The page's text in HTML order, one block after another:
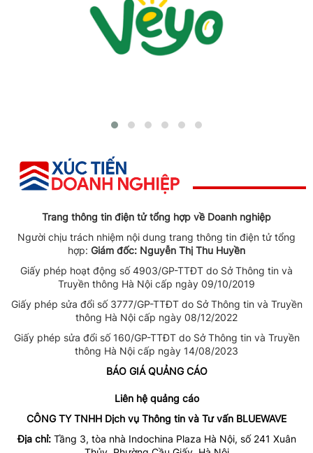
Trang thông tin điện tử tổng hợp về Doanh nghiệp
Người chịu trách nhiệm nội dung trang thông tin điện tử tổng
hợp: Giám đốc: Nguyễn Thị Thu Huyền
Giấy phép hoạt động số 4903/GP-TTĐT do Sở Thông tin và
Truyền thông Hà Nội cấp ngày 09/10/2019
Giấy phép sửa đổi số 3777/GP-TTĐT do Sở Thông tin và Truyền
thông Hà Nội cấp ngày 08/12/2022
Giấy phép sửa đổi số 160/GP-TTĐT do Sở Thông tin và Truyền
thông Hà Nội cấp ngày 14/08/2023
BÁO GIÁ QUẢNG CÁO
Liên hệ quảng cáo
CÔNG TY TNHH Dịch vụ Thông tin và Tư vấn BLUEWAVE
Địa chỉ:Tầng 3, tòa nhà Indochina Plaza Hà Nội, số 241 Xuân